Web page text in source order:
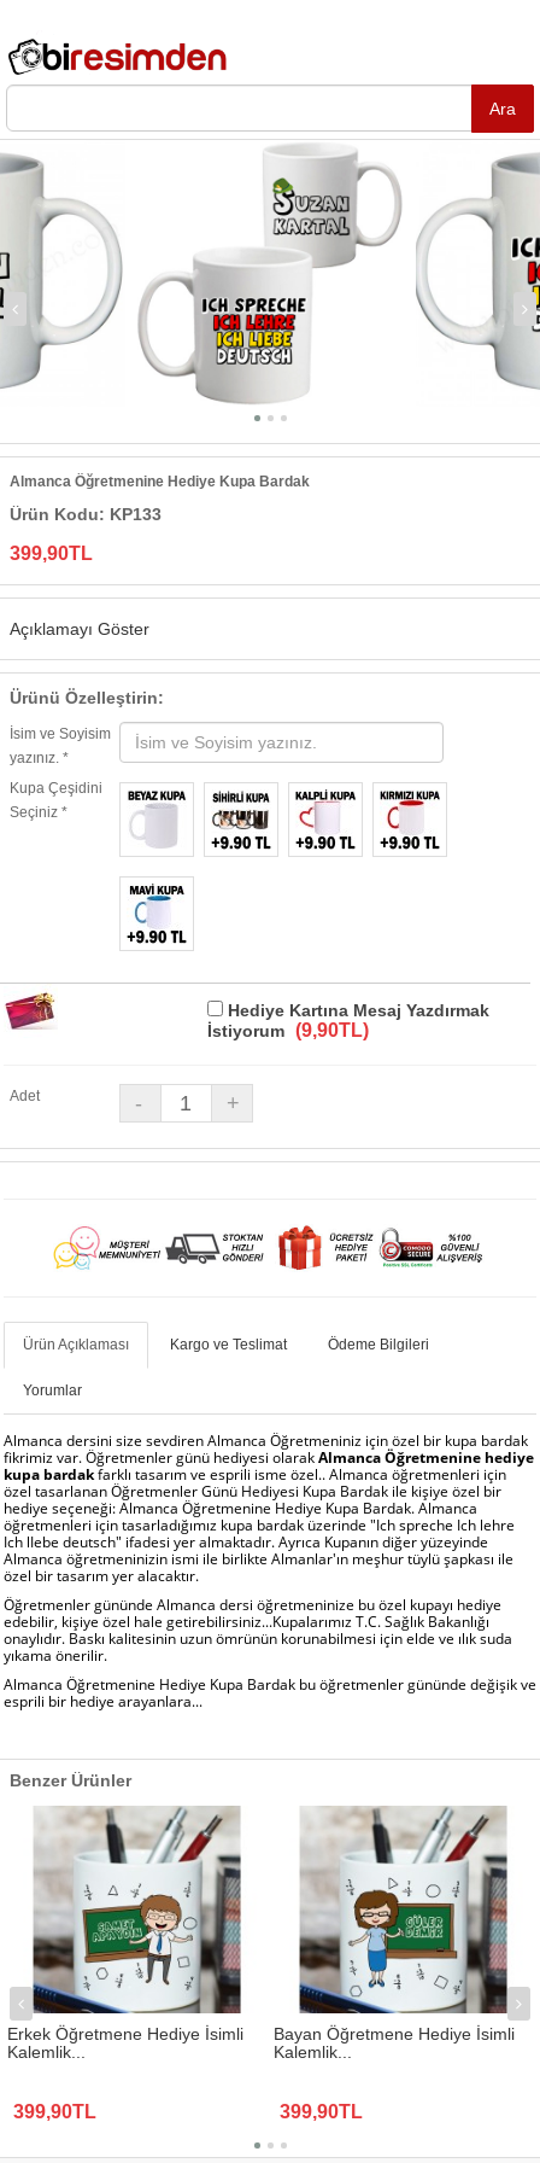
Almanca Öğretmenine Hediye Kupa Bardak
Ürün Kodu: KP133
399,90TL
Açıklamayı Göster
Ürünü Özelleştirin:
İsim ve Soyisim
yazınız. *
Kupa Çeşidini
Seçiniz *
Hediye Kartına Mesaj Yazdırmak
İstiyorum (9,90TL)
Adet
Ürün Açıklaması Kargo ve Teslimat Ödeme Bilgileri
Yorumlar
Almanca dersini size sevdiren Almanca Öğretmeniniz için özel bir kupa bardak
fikrimiz var.Öğretmenler günü hediyesi olarakAlmanca Öğretmenine hediye
kupa bardakfarklı tasarım ve esprili isme özel.. Almanca öğretmenleri için
özel tasarlanan Öğretmenler Günü Hediyesi Kupa Bardak ile kişiye özel bir
hediye seçeneği: Almanca Öğretmenine Hediye Kupa Bardak.Almanca
öğretmenleri için tasarladığımız kupa bardak üzerinde "Ich spreche Ich lehre
Ich lIebe deutsch" ifadesi yer almaktadır. Ayrıca Kupanın diğer yüzeyinde
Almanca öğretmeninizin ismi ile birlikte Almanlar'ın meşhur tüylü şapkası ile
özel bir tasarım yer alacaktır.
Öğretmenler gününde Almanca dersi öğretmeninize bu özel kupayı hediye
edebilir, kişiye özel hale getirebilirsiniz...Kupalarımız T.C. Sağlık Bakanlığı
onaylıdır. Baskı kalitesinin uzun ömrünün korunabilmesi için elde ve ılık suda
yıkama önerilir.
Almanca Öğretmenine Hediye Kupa Bardak bu öğretmenler gününde değişik ve
esprili bir hediye arayanlara...
Benzer Ürünler
Erkek Öğretmene Hediye İsimli
Kalemlik...
399,90TL
Bayan Öğretmene Hediye İsimli
Kalemlik...
399,90TL